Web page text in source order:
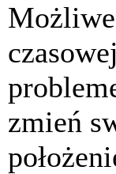
zmień